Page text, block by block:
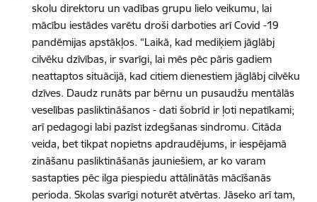
skolu direktoru un vadības grupu lielo veikumu, lai
mācību iestādes varētu droši darboties arī Covid -19
pandēmijas apstākļos. “Laikā, kad mediķiem jāglābj
cilvēku dzīvības, ir svarīgi, lai mēs pēc pāris gadiem
neattaptos situācijā, kad citiem dienestiem jāglābj cilvēku
dzīves. Daudz runāts par bērnu un pusaudžu mentālās
veselības pasliktināšanos - dati šobrīd ir ļoti nepatīkami;
arī pedagogi labi pazīst izdegšanas sindromu. Citāda
veida, bet tikpat nopietns apdraudējums, ir iespējamā
zināšanu pasliktināšanās jauniešiem, ar ko varam
sastapties pēc ilga piespiedu attālinātās mācīšanās
perioda. Skolas svarīgi noturēt atvērtas. Jāseko arī tam,